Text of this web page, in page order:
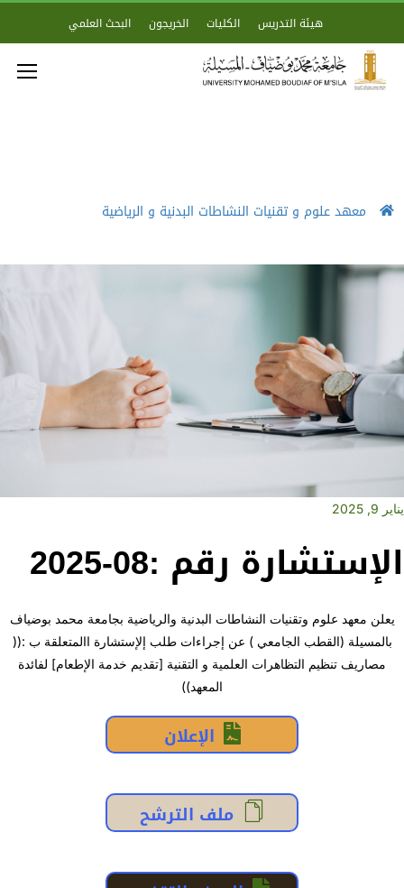
هيئة التدريس الكليات الخريجون البحث العلمي
معهد علوم و تقنيات النشاطات البدنية و الرياضية
يناير 9, 2025
الإستشارة رقم :08-2025
يعلن معهد علوم وتقنيات النشاطات البدنية والرياضية بجامعة محمد بوضياف
بالمسيلة (القطب الجامعي ) عن إجراءات طلب إلإستشارة االمتعلقة ب :((
مصاريف تنظيم التظاهرات العلمية و التقنية [تقديم خدمة الإطعام] لفائدة
المعهد))
الإعلان
ملف الترشح